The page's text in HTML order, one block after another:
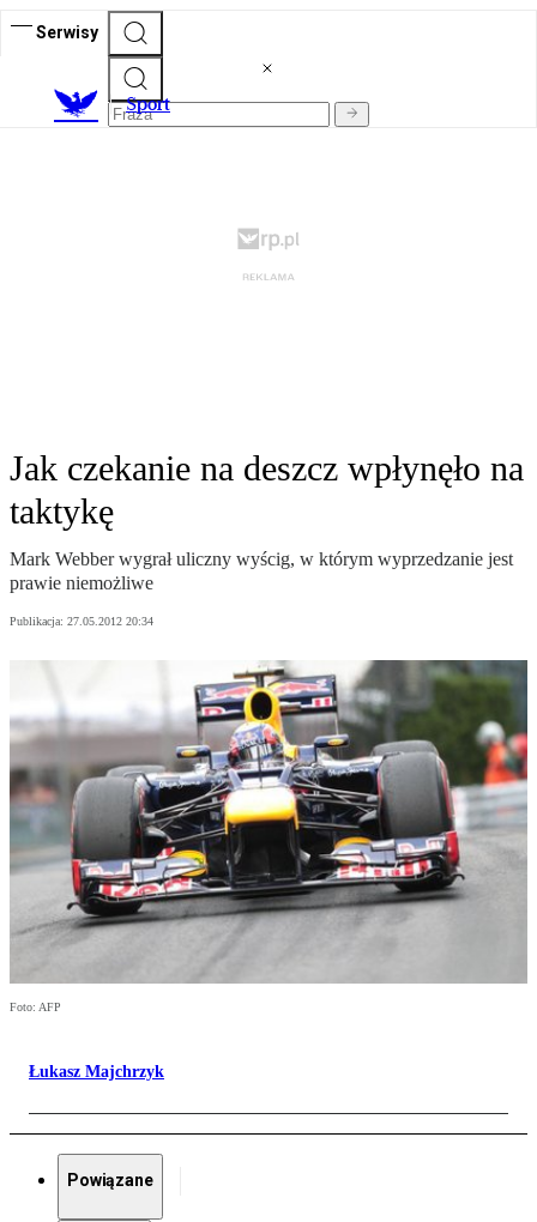
Serwisy
Sport
Jak czekanie na deszcz wpłynęło na
taktykę
Mark Webber wygrał uliczny wyścig, w którym wyprzedzanie jest
prawie niemożliwe
Publikacja: 27.05.2012 20:34
Foto: AFP
Łukasz Majchrzyk
Powiązane